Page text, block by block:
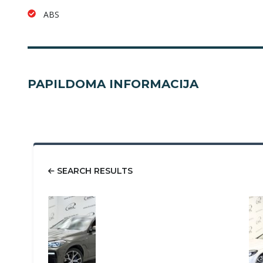
ABS
PAPILDOMA INFORMACIJA
SEARCH RESULTS
58